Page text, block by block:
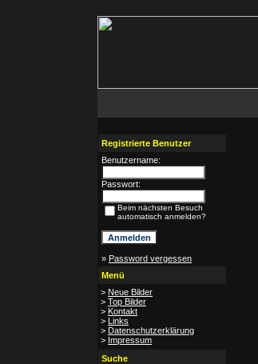
Registrierte Benutzer
Benutzername:
Passwort:
Beim nächsten Besuch
automatisch anmelden?
» Password vergessen
Menü
> Neue Bilder
> Top Bilder
> Kontakt
> Links
> Datenschutzerklärung
> Impressum
Suche